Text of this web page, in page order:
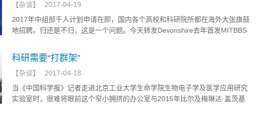
【杂谈】
2017-04-19
2017年中组部千人计划申请在即，国内各个高校和科研院所都在海外大张旗鼓
地招聘。归还是不归，这是一个问题。今天转发Devonshire去年首发MITBBS
考。
科研需要“打群架”
【杂谈】
2017-04-18
当《中国科学报》记者走进北京工业大学生命学院生物电子学及医学应用研究
实验室时，很难将眼前这个窄小拥挤的办公室与2015年比尔及梅琳达·盖茨基